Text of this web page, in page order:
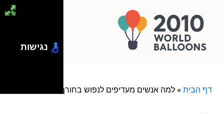
דף הבית»למה אנשים מעדיפים לנפוש בחורף?
נגישות